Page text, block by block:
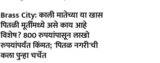
Brass City: काली मातेच्या या खास
पितळी मूर्तींमध्ये असे काय आहे
विशेष? 800 रुपयांपासून लाखो
रुपयांपर्यंत किंमत; 'पितळ नगरी'ची
कला पुन्हा चर्चेत